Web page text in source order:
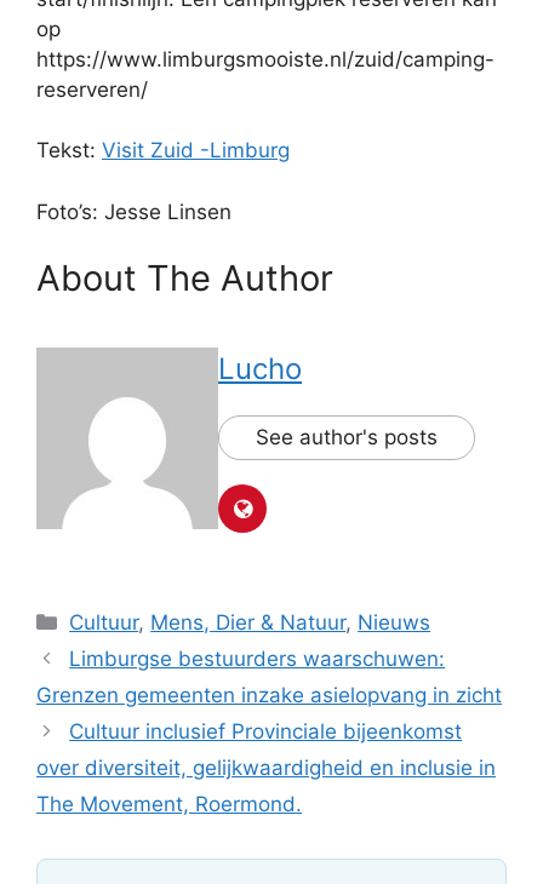
op
https://www.limburgsmooiste.nl/zuid/camping-
reserveren/
Tekst: Visit Zuid -Limburg
Foto’s: Jesse Linsen
About The Author
Lucho
See author's posts
Categorieën
Cultuur, Mens, Dier & Natuur, Nieuws
Limburgse bestuurders waarschuwen:
Grenzen gemeenten inzake asielopvang in zicht
Cultuur inclusief Provinciale bijeenkomst
over diversiteit, gelijkwaardigheid en inclusie in
The Movement, Roermond.